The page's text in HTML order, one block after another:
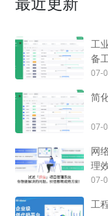
工
备
07-
简
07-
网
理
07-
工